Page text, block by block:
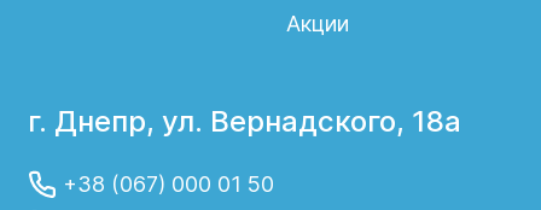
Акции
г. Днепр, ул. Вернадского, 18а
+38 (067) 000 01 50